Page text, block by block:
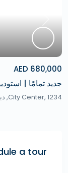
Next
680,000 AED
جديد تمامًا |
City Center, 1234,
a tour